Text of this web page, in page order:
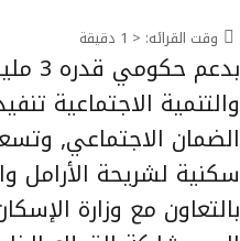
وقت القرائه: < 1 دقيقة
والتنمية الاجتماعية
الضمان الاجتماعي,
سكنية لشريحة الأرامل
بالتعاون مع وزارة